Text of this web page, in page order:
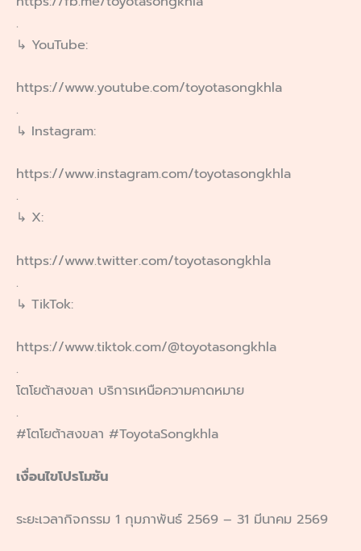
.
↳ YouTube:
https://www.youtube.com/toyotasongkhla
.
↳ Instagram:
https://www.instagram.com/toyotasongkhla
.
↳ X:
https://www.twitter.com/toyotasongkhla
.
↳ TikTok:
https://www.tiktok.com/@toyotasongkhla
.
โตโยต้าสงขลา บริการเหนือความคาดหมาย
.
#โตโยต้าสงขลา #ToyotaSongkhla
เงื่อนไขโปรโมชัน
ระยะเวลากิจกรรม 1 กุมภาพันธ์ 2569 – 31 มีนาคม 2569